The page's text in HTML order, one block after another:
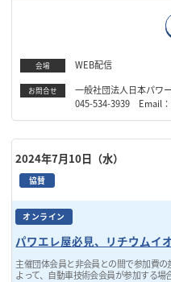
会場 WEB配信
お問合せ
一般社団法人日本パ
045-534-3939 Email
2024年7月10日（水）
協賛
オンライン
パワエレ屋必見、リチウムイ
主催団体会員と非会員との間で参加費の
よって、自動車技術会会員が参加する場